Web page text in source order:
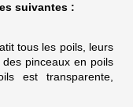
suivantes :
tous les poils, leurs
pinceaux en poils
est transparente,